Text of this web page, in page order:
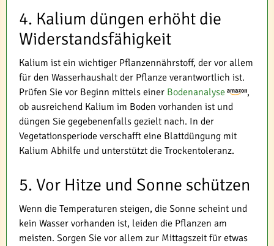
4. Kalium düngen erhöht die
Widerstandsfähigkeit
Kalium ist ein wichtiger Pflanzennährstoff, der vor allem
für den Wasserhaushalt der Pflanze verantwortlich ist.
Prüfen Sie vor Beginn mittels einer Bodenanalyse
,
ob ausreichend Kalium im Boden vorhanden ist und
düngen Sie gegebenenfalls gezielt nach. In der
Vegetationsperiode verschafft eine Blattdüngung mit
Kalium Abhilfe und unterstützt die Trockentoleranz.
5. Vor Hitze und Sonne schützen
Wenn die Temperaturen steigen, die Sonne scheint und
kein Wasser vorhanden ist, leiden die Pflanzen am
meisten. Sorgen Sie vor allem zur Mittagszeit für etwas